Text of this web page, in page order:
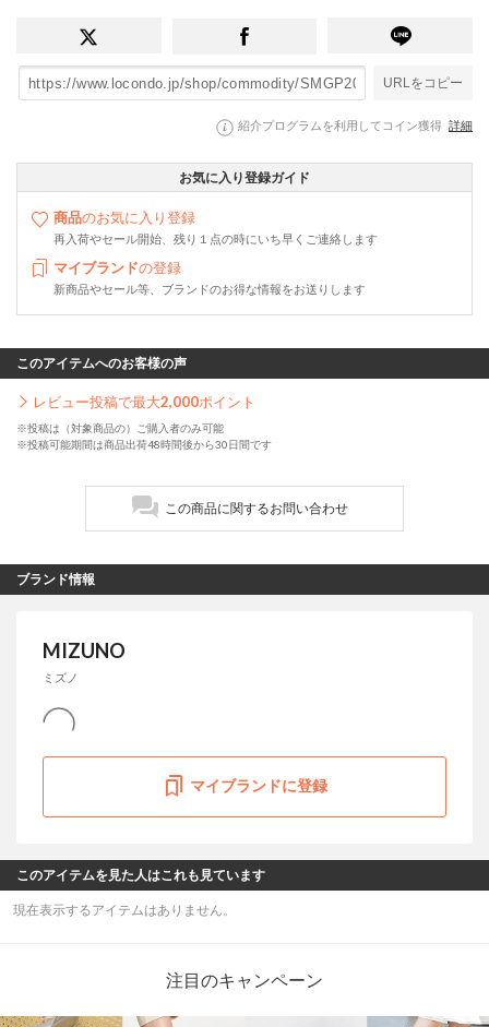
URLをコピー
紹介プログラムを利用してコイン獲得 詳細
お気に入り登録ガイド
商品のお気に入り登録
再入荷やセール開始、残り１点の時にいち早くご連絡します
マイブランドの登録
新商品やセール等、ブランドのお得な情報をお送りします
このアイテムへのお客様の声
レビュー投稿で最大2,000ポイント
※投稿は（対象商品の）ご購入者のみ可能
※投稿可能期間は商品出荷48時間後から30日間です
この商品に関するお問い合わせ
ブランド情報
MIZUNO
ミズノ
マイブランドに登録
このアイテムを見た人はこれも見ています
現在表示するアイテムはありません。
注目のキャンペーン